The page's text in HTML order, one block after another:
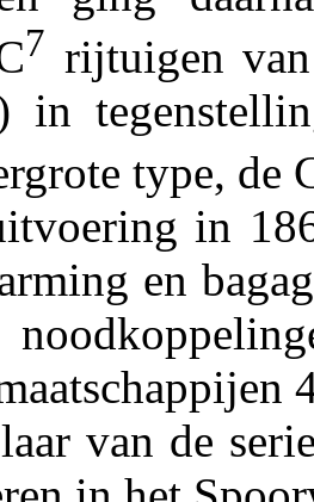
7 rijtuigen
in
type, de
in
en
van de